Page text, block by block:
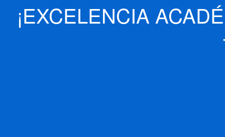
¡EXCELENCIA